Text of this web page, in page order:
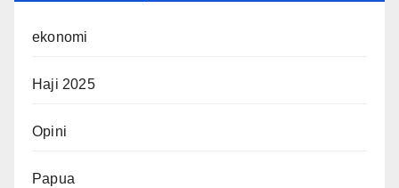
ekonomi
Haji 2025
Opini
Papua